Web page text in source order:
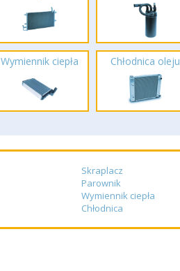
Wymiennik ciepła Chłodnica oleju
Skraplacz
Parownik
Wymiennik ciepła
Chłodnica